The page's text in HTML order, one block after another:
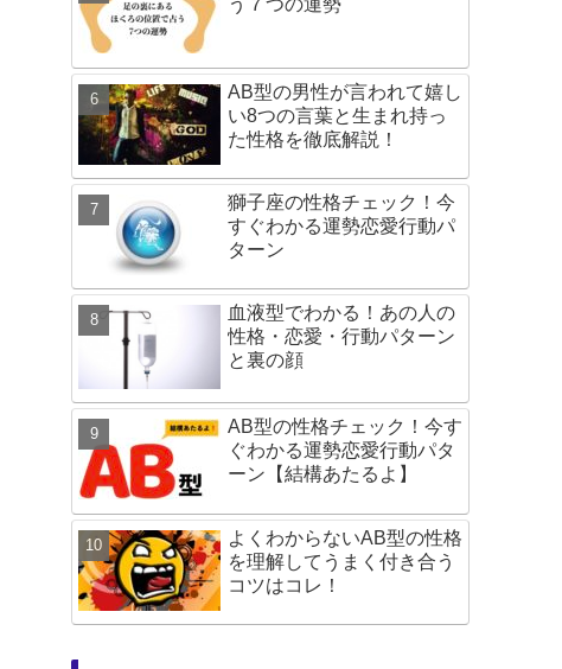
う７つの運勢
AB型の男性が言われて嬉し
い8つの言葉と生まれ持っ
た性格を徹底解説！
獅子座の性格チェック！今
すぐわかる運勢恋愛行動パ
ターン
血液型でわかる！あの人の
性格・恋愛・行動パターン
と裏の顔
AB型の性格チェック！今す
ぐわかる運勢恋愛行動パタ
ーン【結構あたるよ】
よくわからないAB型の性格
を理解してうまく付き合う
コツはコレ！